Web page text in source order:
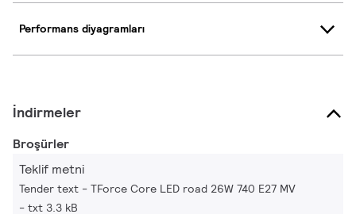
Performans diyagramları
İndirmeler
Broşürler
Teklif metni
Tender text - TForce Core LED road 26W 740 E27 MV
txt 3.3 kB